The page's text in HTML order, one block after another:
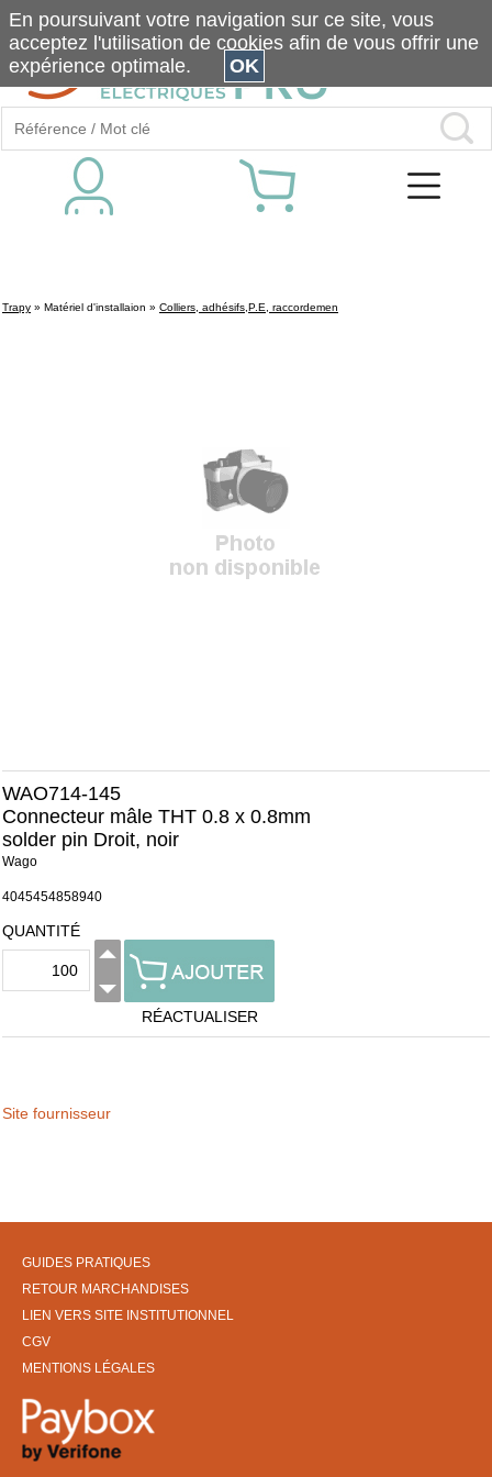
Trapy » Matériel d'installaion » Colliers, adhésifs,P.E, raccordemen
WAO714-145
Connecteur mâle THT 0.8 x 0.8mm
solder pin Droit, noir
Wago
4045454858940
QUANTITÉ
RÉACTUALISER
Site fournisseur
GUIDES PRATIQUES
RETOUR MARCHANDISES
LIEN VERS SITE INSTITUTIONNEL
CGV
MENTIONS LÉGALES
En poursuivant votre navigation sur ce site, vous
acceptez l'utilisation de cookies afin de vous offrir une
expérience optimale.
OK